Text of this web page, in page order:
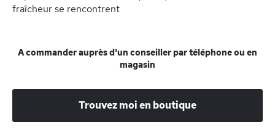
fraîcheur se rencontrent
A commander auprès d'un conseiller par téléphone ou en
magasin
Trouvez moi en boutique